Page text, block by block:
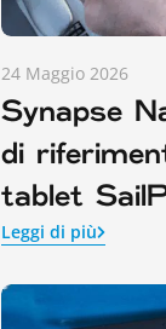
24 Maggio 2026
Synapse
di
tablet
Leggi di più